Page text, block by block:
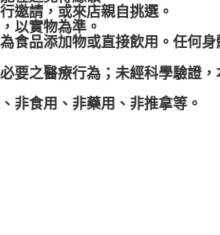
邀請，或來店親自挑選。
以實物為準。
食品添加物或直接飲用。任何
要之醫療行為；未經科學驗證
非食用、非藥用、非推拿等。